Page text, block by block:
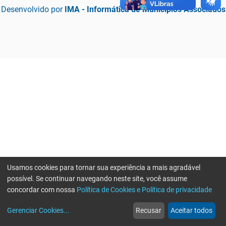
Desenvolvido por IMA - Informática de Municípios Associados
web
Notícias
more_horiz
Mais
Usamos cookies para tornar sua experiência a mais agradável
possível. Se continuar navegando neste site, você assume
concordar com nossa Política de Cookies e Política de privacidade
Gerenciar Cookies... Recusar Aceitar todos
Erro ao enviar informações, por favor tente novamente